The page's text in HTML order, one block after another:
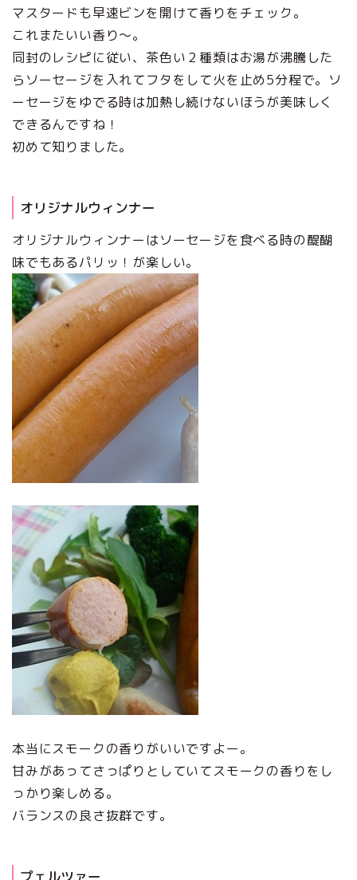
マスタードも早速ビンを開けて香りをチェック。
これまたいい香り～。
同封のレシピに従い、茶色い２種類はお湯が沸騰した
らソーセージを入れてフタをして火を止め5分程で。ソ
ーセージをゆでる時は加熱し続けないほうが美味しく
できるんですね！
初めて知りました。
オリジナルウィンナー
オリジナルウィンナーはソーセージを食べる時の醍醐
味でもあるパリッ！が楽しい。
本当にスモークの香りがいいですよー。
甘みがあってさっぱりとしていてスモークの香りをし
っかり楽しめる。
バランスの良さ抜群です。